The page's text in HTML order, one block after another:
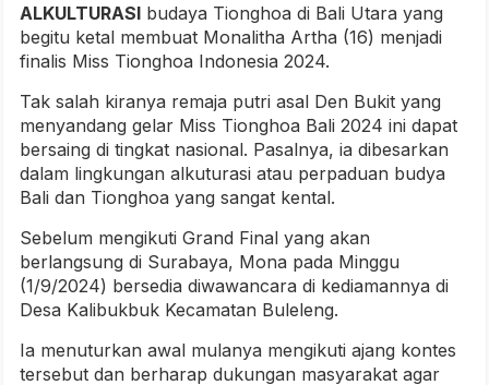
ALKULTURASI budaya Tionghoa di Bali Utara yang
begitu ketal membuat Monalitha Artha (16) menjadi
finalis Miss Tionghoa Indonesia 2024.
Tak salah kiranya remaja putri asal Den Bukit yang
menyandang gelar Miss Tionghoa Bali 2024 ini dapat
bersaing di tingkat nasional. Pasalnya, ia dibesarkan
dalam lingkungan alkuturasi atau perpaduan budya
Bali dan Tionghoa yang sangat kental.
Sebelum mengikuti Grand Final yang akan
berlangsung di Surabaya, Mona pada Minggu
(1/9/2024) bersedia diwawancara di kediamannya di
Desa Kalibukbuk Kecamatan Buleleng.
Ia menuturkan awal mulanya mengikuti ajang kontes
tersebut dan berharap dukungan masyarakat agar